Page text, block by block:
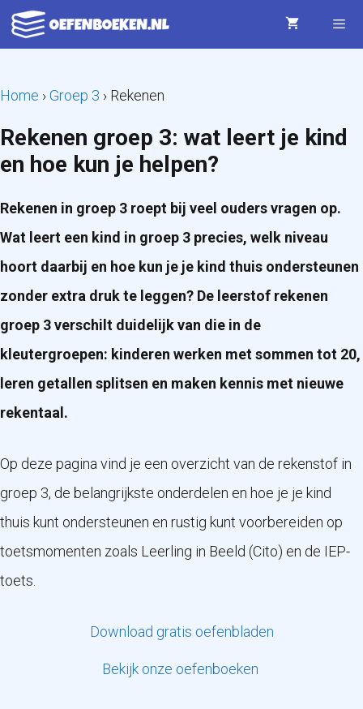
Ga
naar
inhoud
Home ›Groep 3 › Rekenen
Rekenen groep 3: wat leert je kind
en hoe kun je helpen?
Rekenen in groep 3 roept bij veel ouders vragen op.
Wat leert een kind in groep 3 precies, welk niveau
hoort daarbij en hoe kun je je kind thuis ondersteunen
zonder extra druk te leggen? De leerstof rekenen
groep 3 verschilt duidelijk van die in de
kleutergroepen: kinderen werken met sommen tot 20,
leren getallen splitsen en maken kennis met nieuwe
rekentaal.
Op deze pagina vind je een overzicht van de rekenstof in
groep 3, de belangrijkste onderdelen en hoe je je kind
thuis kunt ondersteunen en rustig kunt voorbereiden op
toetsmomenten zoals Leerling in Beeld (Cito) en de IEP-
toets.
Download gratis oefenbladen
Bekijk onze oefenboeken